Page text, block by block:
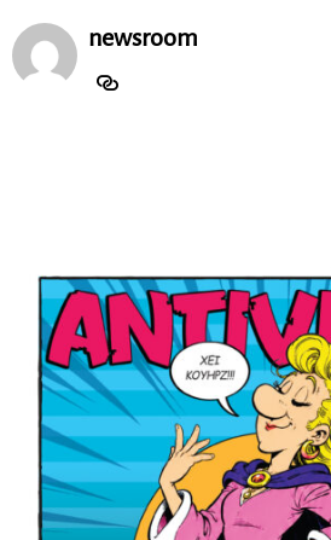
newsroom